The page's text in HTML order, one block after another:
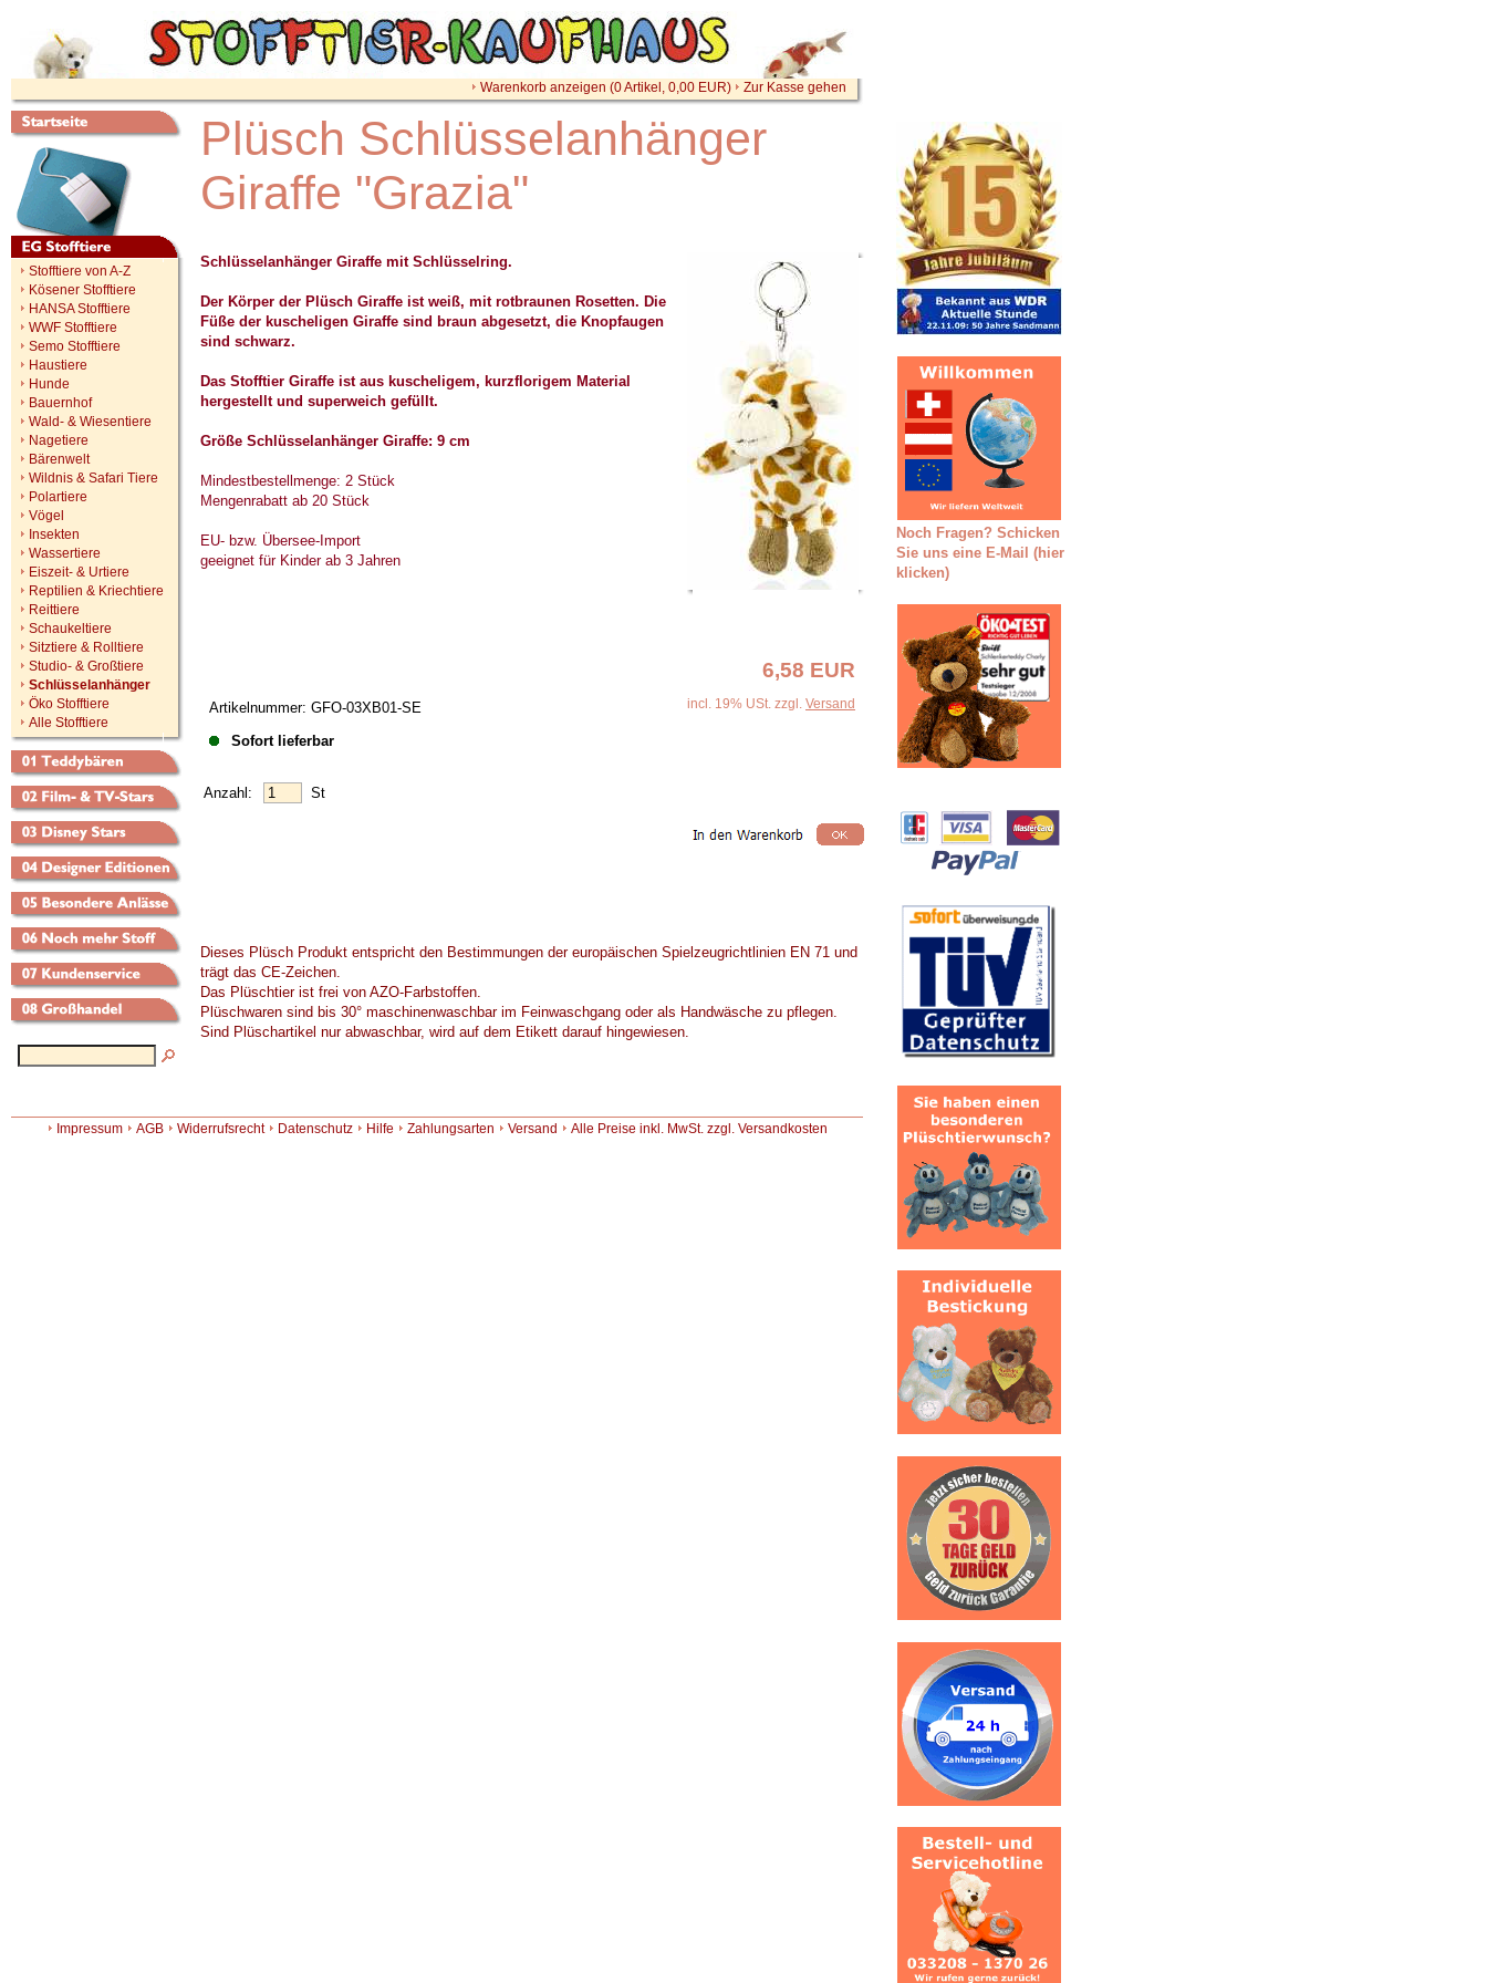
Warenkorb anzeigen (0Artikel, 0,00 EUR) Zur Kasse gehen
Stofftiere von A-Z
Kösener Stofftiere
HANSA Stofftiere
WWF Stofftiere
Semo Stofftiere
Haustiere
Hunde
Bauernhof
Wald- & Wiesentiere
Nagetiere
Bärenwelt
Wildnis & Safari Tiere
Polartiere
Vögel
Insekten
Wassertiere
Eiszeit- & Urtiere
Reptilien & Kriechtiere
Reittiere
Schaukeltiere
Sitztiere & Rolltiere
Studio- & Großtiere
Schlüsselanhänger
Öko Stofftiere
Alle Stofftiere
Plüsch Schlüsselanhänger
Giraffe "Grazia"
Schlüsselanhänger Giraffe mit Schlüsselring.
Der Körper der Plüsch Giraffe ist weiß, mit rotbraunen Rosetten. Die
Füße der kuscheligen Giraffe sind braun abgesetzt, die Knopfaugen
sind schwarz.
Das Stofftier Giraffe ist aus kuscheligem, kurzflorigem Material
hergestellt und superweich gefüllt.
Größe Schlüsselanhänger Giraffe: 9 cm
Mindestbestellmenge: 2 Stück
Mengenrabatt ab 20 Stück
EU- bzw. Übersee-Import
geeignet für Kinder ab 3 Jahren
6,58 EUR
Artikelnummer: GFO-03XB01-SE incl. 19% USt. zzgl. Versand
Sofort lieferbar
Anzahl: St
Dieses Plüsch Produkt entspricht den Bestimmungen der europäischen Spielzeugrichtlinien EN 71 und
trägt das CE-Zeichen.
Das Plüschtier ist frei von AZO-Farbstoffen.
Plüschwaren sind bis 30° maschinenwaschbar im Feinwaschgang oder als Handwäsche zu pflegen.
Sind Plüschartikel nur abwaschbar, wird auf dem Etikett darauf hingewiesen.
Impressum AGB Widerrufsrecht Datenschutz Hilfe Zahlungsarten Versand Alle Preise inkl. MwSt. zzgl. Versandkosten
Noch Fragen? Schicken
Sie uns eine E-Mail (hier
klicken)